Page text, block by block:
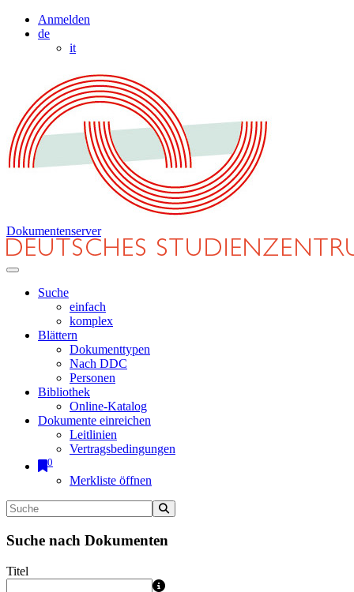
Anmelden
de
it
Dokumentenserver
Suche
einfach
komplex
Blättern
Dokumenttypen
Nach DDC
Personen
Bibliothek
Online-Katalog
Dokumente einreichen
Leitlinien
Vertragsbedingungen
0
Merkliste öffnen
Suche nach Dokumenten
Titel